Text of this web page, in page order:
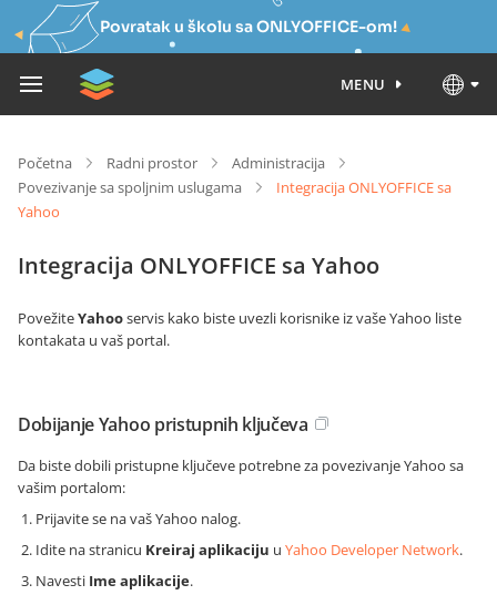
Povratak u školu sa ONLYOFFICE-om!
MENU
Početna Radni prostor
Administracija
Povezivanje sa spoljnim uslugama
Integracija ONLYOFFICE sa
Yahoo
Integracija ONLYOFFICE sa Yahoo
PovežiteYahooservis kako biste uvezli korisnike iz vaše Yahoo liste
kontakata u vaš portal.
Dobijanje Yahoo pristupnih ključeva
Da biste dobili pristupne ključeve potrebne za povezivanje Yahoo sa
vašim portalom:
Prijavite se na vaš Yahoo nalog.
Idite na stranicu Kreiraj aplikaciju u Yahoo Developer Network.
Navesti Ime aplikacije.